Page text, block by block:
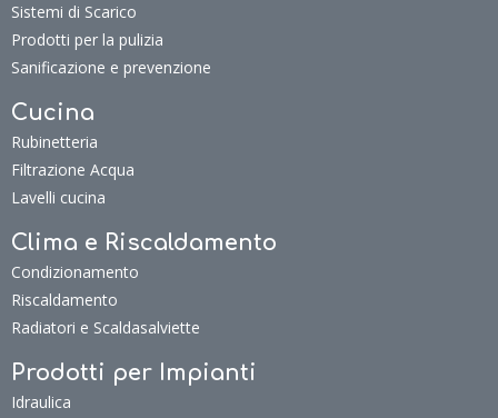
Sistemi di Scarico
Prodotti per la pulizia
Sanificazione e prevenzione
Cucina
Rubinetteria
Filtrazione Acqua
Lavelli cucina
Clima e Riscaldamento
Condizionamento
Riscaldamento
Radiatori e Scaldasalviette
Prodotti per Impianti
Idraulica